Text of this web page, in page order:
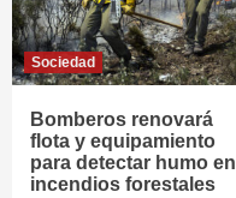
Sociedad
Bomberos renovará
flota y equipamiento
para detectar humo en
incendios forestales